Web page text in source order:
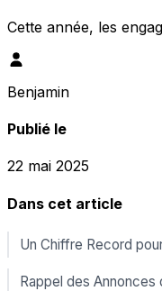
Cette année, les
Benjamin
Publié le
22 mai 2025
Dans cet article
Un Chiffre Record
Rappel des Annonces